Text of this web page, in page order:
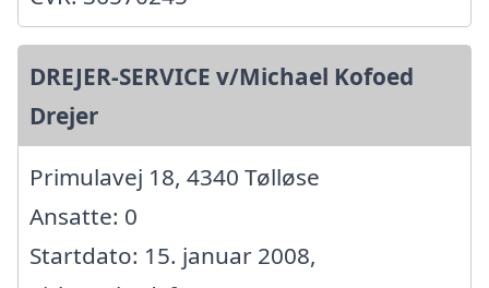
DREJER-SERVICE v/Michael Kofoed
Drejer
Primulavej 18, 4340 Tølløse
Ansatte: 0
Startdato: 15. januar 2008,